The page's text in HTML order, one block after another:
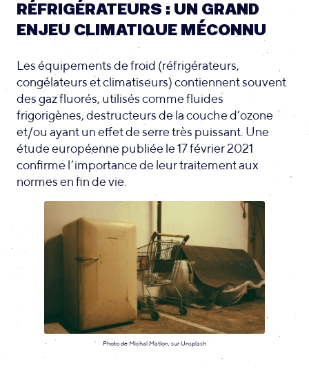
RÉFRIGÉRATEURS : UN GRAND
ENJEU CLIMATIQUE MÉCONNU
Les équipements de froid (réfrigérateurs,
congélateurs et climatiseurs) contiennent souvent
des gaz fluorés, utilisés comme fluides
frigorigènes, destructeurs de la couche d’ozone
et/ou ayant un effet de serre très puissant. Une
étude européenne publiée le 17 février 2021
confirme l’importance de leur traitement aux
normes en fin de vie.
Photo de Michal Matlon, sur Unsplash